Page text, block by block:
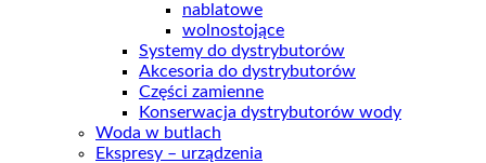
nablatowe
wolnostojące
Systemy do dystrybutorów
Akcesoria do dystrybutorów
Części zamienne
Konserwacja dystrybutorów wody
Woda w butlach
Ekspresy – urządzenia